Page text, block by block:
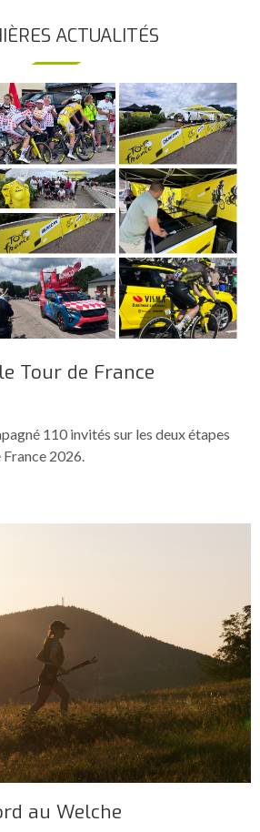
ACTUALITÉS
Tour de France
110 invités sur les deux étapes
2026.
au Welche